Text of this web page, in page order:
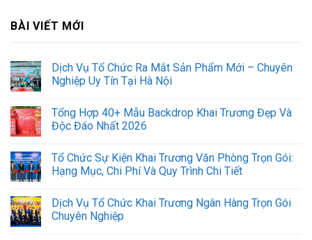
BÀI VIẾT MỚI
Dịch Vụ Tổ Chức Ra Mắt Sản Phẩm Mới – Chuyên
Nghiệp Uy Tín Tại Hà Nội
Tổng Hợp 40+ Mẫu Backdrop Khai Trương Đẹp Và
Độc Đáo Nhất 2026
Tổ Chức Sự Kiện Khai Trương Văn Phòng Trọn Gói:
Hạng Mục, Chi Phí Và Quy Trình Chi Tiết
Dịch Vụ Tổ Chức Khai Trương Ngân Hàng Trọn Gói
Chuyên Nghiệp